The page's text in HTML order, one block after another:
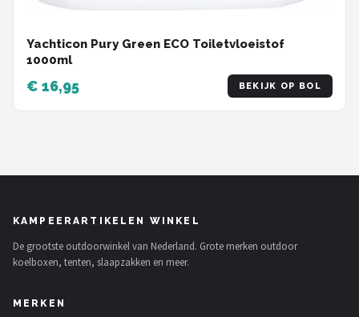
Yachticon Pury Green ECO Toiletvloeistof
1000ml
€ 16,95 BEKIJK OP BOL
KAMPEERARTIKELEN WINKEL
De grootste outdoorwinkel van Nederland. Grote merken outdoor
koelboxen, tenten, slaapzakken en meer.
MERKEN